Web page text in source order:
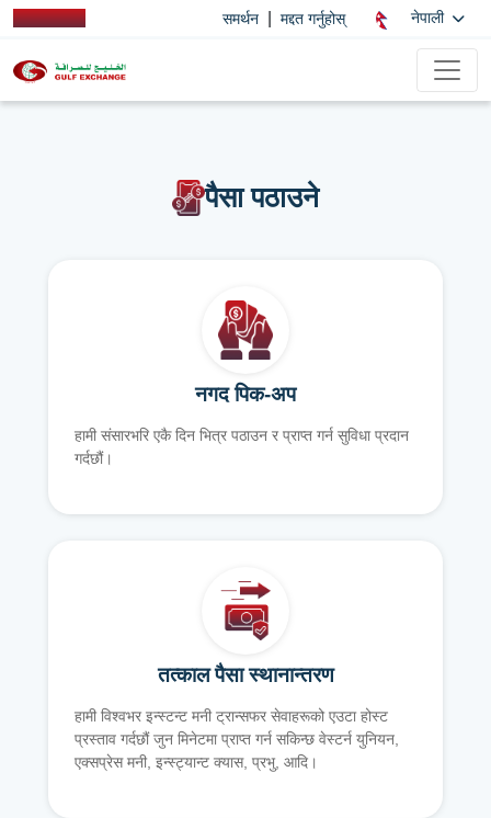
समर्थन मद्दत गर्नुहोस् नेपाली
पैसा पठाउने
नगद पिक-अप
हामी संसारभरि एकै दिन भित्र पठाउन र प्राप्त गर्न सुविधा प्रदान
गर्दछौं।
तत्काल पैसा स्थानान्तरण
हामी विश्वभर इन्स्टन्ट मनी ट्रान्सफर सेवाहरूको एउटा होस्ट
प्रस्ताव गर्दछौं जुन मिनेटमा प्राप्त गर्न सकिन्छ वेस्टर्न युनियन,
एक्सप्रेस मनी, इन्स्ट्यान्ट क्यास, प्रभु, आदि।